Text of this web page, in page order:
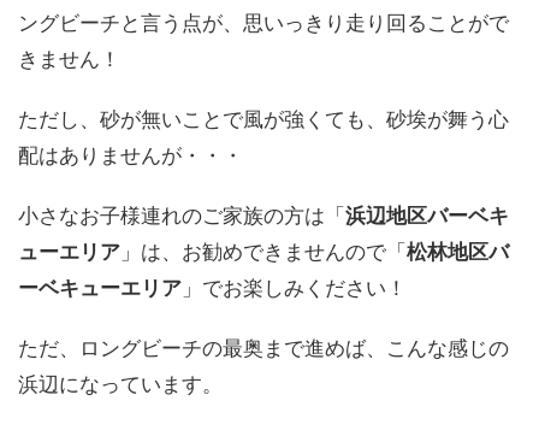
ングビーチと言う点が、思いっきり走り回ることがで
きません！
ただし、砂が無いことで風が強くても、砂埃が舞う心
配はありませんが・・・
小さなお子様連れのご家族の方は「浜辺地区バーベキ
ューエリア 」は、お勧めできませんので「松林地区バ
ーベキューエリア 」でお楽しみください！
ただ、ロングビーチの最奥まで進めば、こんな感じの
浜辺になっています。